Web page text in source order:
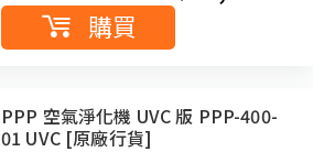
購買
PPP 空氣淨化機 UVC 版 PPP-400-
01 UVC [原廠行貨]